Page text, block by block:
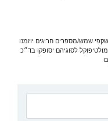
חמישי | משקפי שמש/מספרים חריגים יוזמנו
לסוגיהם יסופקו בד״כ